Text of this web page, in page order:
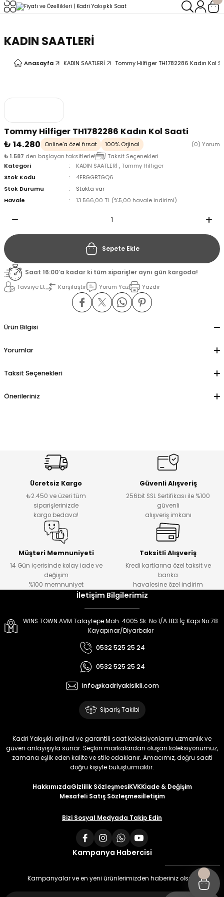
KADIN SAATLERİ
Anasayfa KADIN SAATLERİ Tommy Hilfiger TH1782286 Kadın Kol
Tommy Hilfiger TH1782286 Kadın Kol Saati
₺ 14.280
Online'a özel fırsat 100% Orjinal
(0) Yorum
₺ 1.587 den başlayan taksitlerle!
Taksit Seçenekleri
Kategori
KADIN SAATLERİ ,Tommy Hilfiger
Stok Kodu
4FBGGBTGQ6
Stok Durumu
Stokta var
Havale
13.566,00 TL (%5,00 havale indirimi)
Sepete Ekle
Saat 16:00’a kadar ki tüm siparişler aynı gün kargoda!
Tavsiye Et
Karşılaştır Yorum Yaz Yazdır
Ürün Bilgisi
Yorumlar
Taksit Seçenekleri
Önerileriniz
Ücretsiz Kargo
₺2.450 ve üzeri tüm
siparişlerinizde
kargo bedava!
Güvenli Alışveriş
256bit SSL Sertifikası ile %100
güvenli
alışveriş imkanı
Müşteri Memnuniyeti
14 Gün içerisinde kolay iade ve
değişim
%100 memnuniyet
Taksitli Alışveriş
Kredi kartlarına özel taksit ve
banka
havalesine özel indirim
İletişim Bilgilerimiz
WINS TOWN AVM Talaytepe Mah. 4005 Sk. No:1/A 183 İç Kapı No:78
Kayapınar/Diyarbakır
0532 525 25 24
0532 525 25 24
info@kadriyakisikli.com
Sipariş Takibi
Kadri Yakışıklı orijinal ve garantili saat koleksiyonlarını uzmanlık ve
güven anlayışıyla sunar. Seçkin markalardan oluşan koleksiyonumuz,
zamana eşlik eden kalite ve stile odaklanır. Amacımız, doğru saati
doğru kişiyle buluşturmaktır.
HakkımızdaGizlilik SözleşmesiKVKKİade & Değişim
Mesafeli Satış Sözleşmesiİletişim
Bizi Sosyal Medyada Takip Edin
Kampanya Habercisi
Kampanyalar ve en yeni ürünlerimizden haberiniz olsun
Geri Dön
Geri Dön